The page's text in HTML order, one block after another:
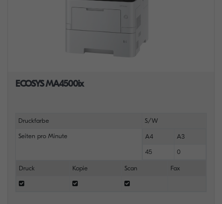
ECOSYS MA4500ix
Druckfarbe S/W
Seiten pro Minute A4 A3
45 0
Druck Kopie Scan Fax